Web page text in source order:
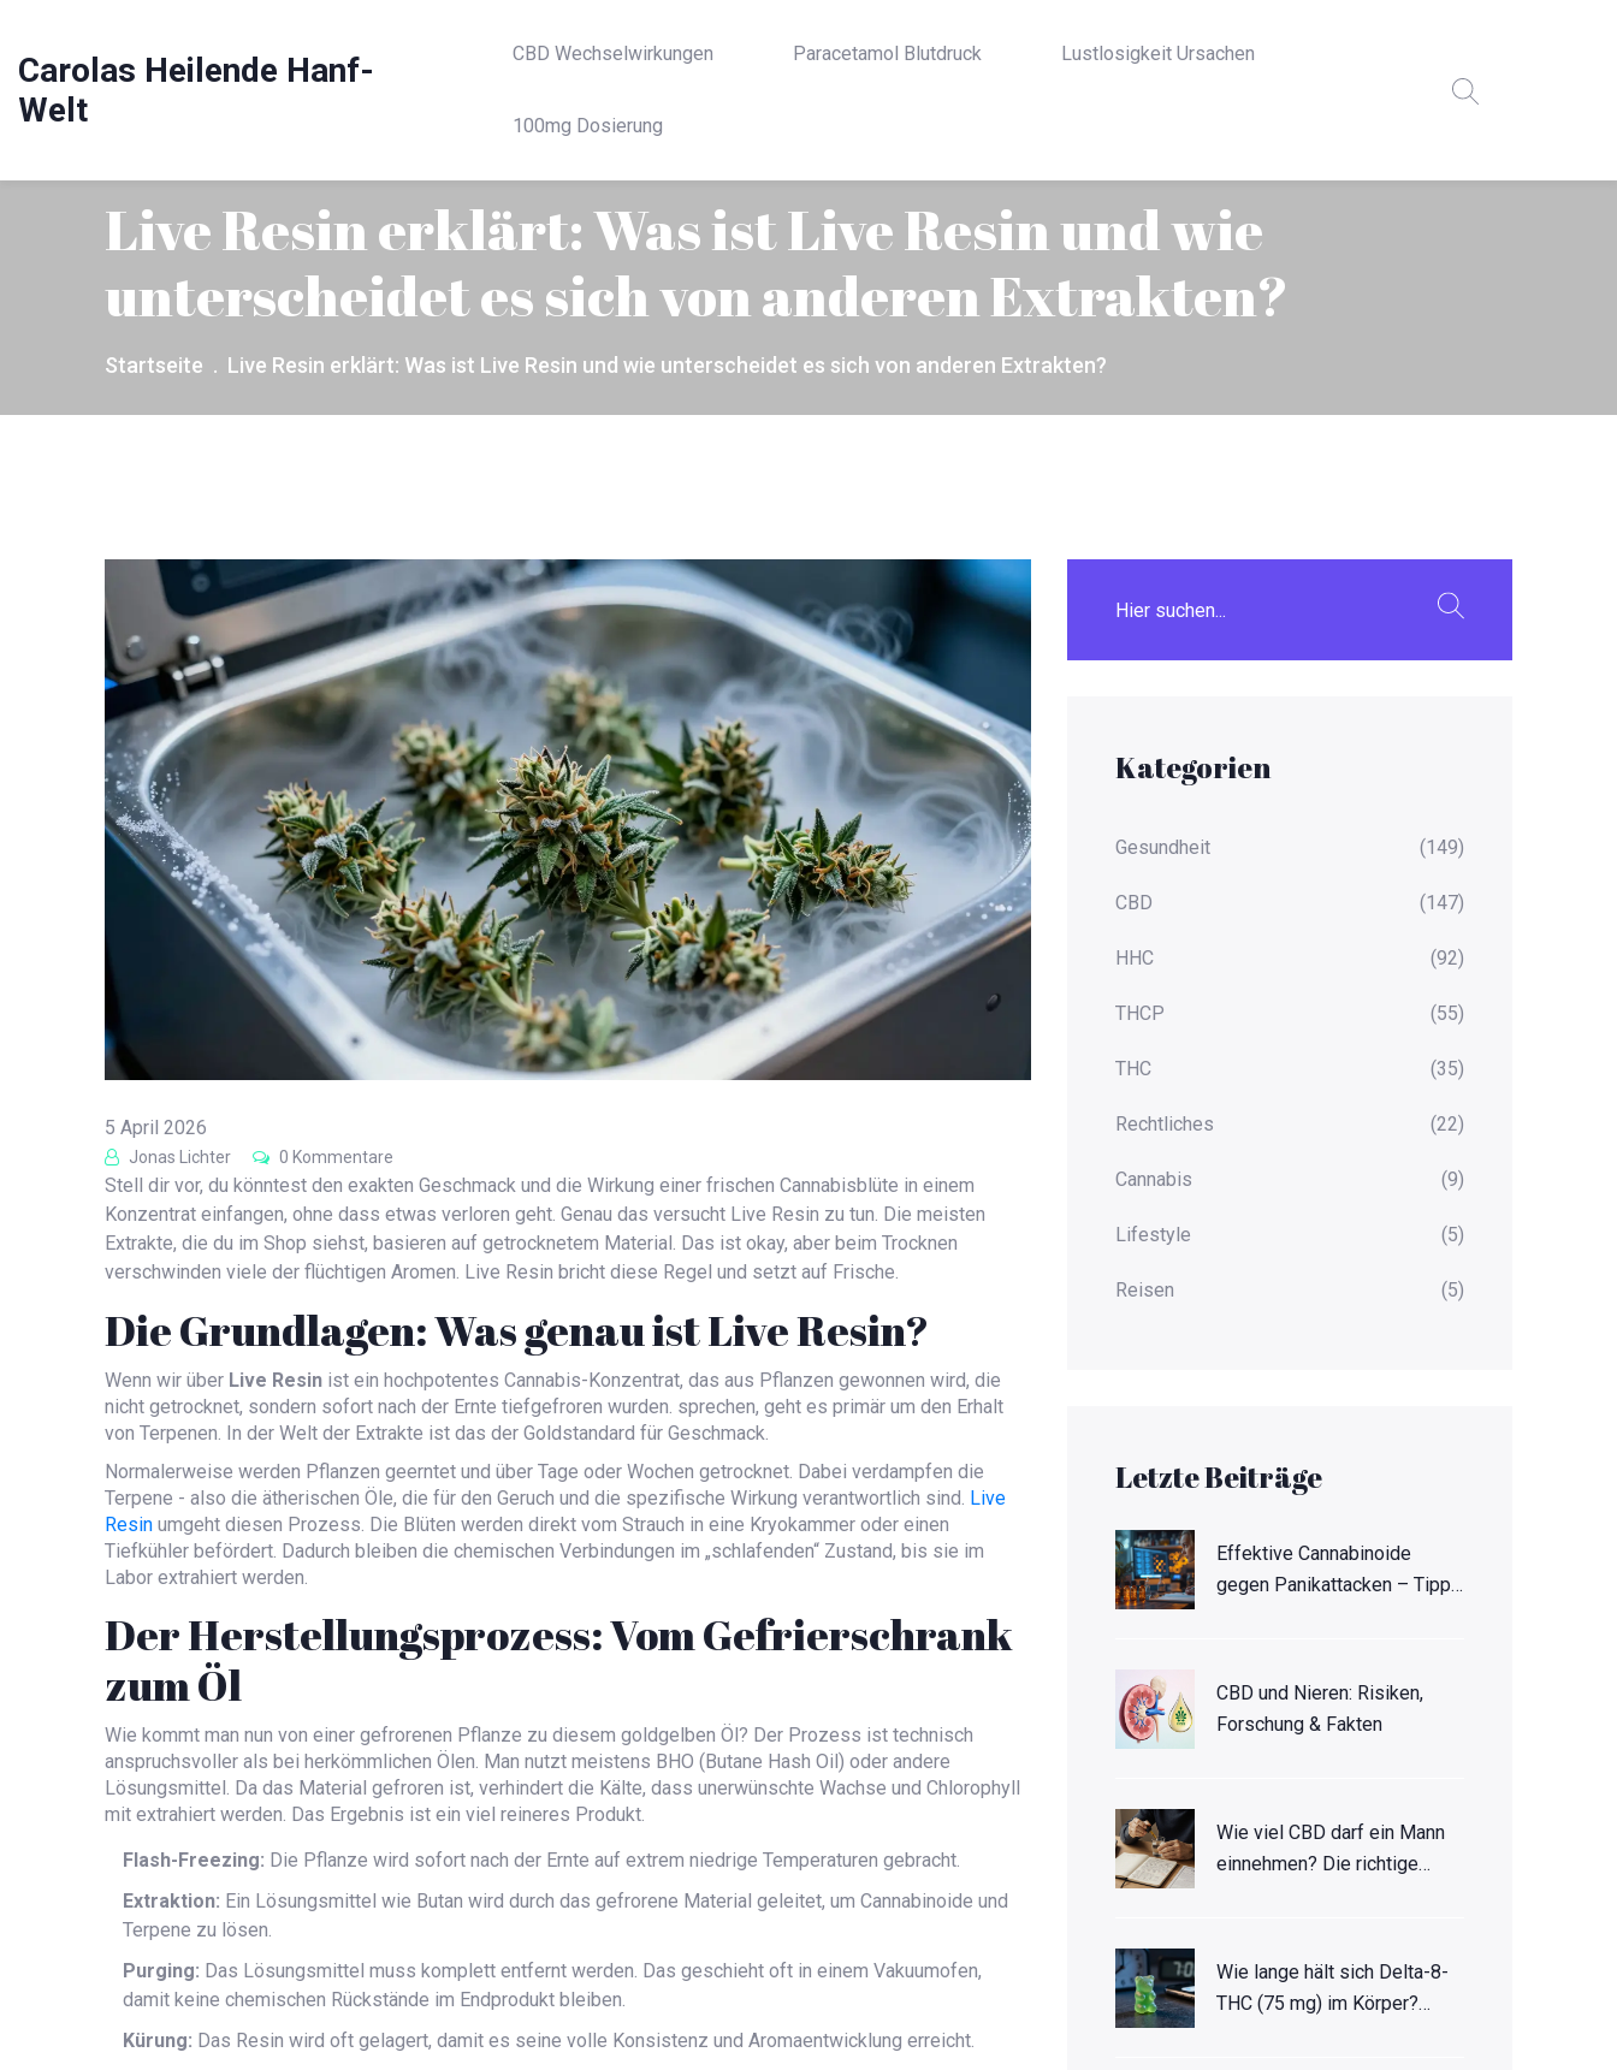
Carolas Heilende Hanf-
Welt
CBD Wechselwirkungen Paracetamol Blutdruck Lustlosigkeit Ursachen
100mg Dosierung
Live Resin erklärt: Was ist Live Resin und wie
unterscheidet es sich von anderen Extrakten?
Startseite Live Resin erklärt: Was ist Live Resin und wie unterscheidet es sich von anderen Extrakten?
5 April 2026
Jonas Lichter 0 Kommentare
Stell dir vor, du könntest den exakten Geschmack und die Wirkung einer frischen Cannabisblüte in einem
Konzentrat einfangen, ohne dass etwas verloren geht. Genau das versucht Live Resin zu tun. Die meisten
Extrakte, die du im Shop siehst, basieren auf getrocknetem Material. Das ist okay, aber beim Trocknen
verschwinden viele der flüchtigen Aromen. Live Resin bricht diese Regel und setzt auf Frische.
Die Grundlagen: Was genau ist Live Resin?
Wenn wir über Live Resin ist ein hochpotentes Cannabis-Konzentrat, das aus Pflanzen gewonnen wird, die
nicht getrocknet, sondern sofort nach der Ernte tiefgefroren wurden. sprechen, geht es primär um den Erhalt
von Terpenen. In der Welt der Extrakte ist das der Goldstandard für Geschmack.
Normalerweise werden Pflanzen geerntet und über Tage oder Wochen getrocknet. Dabei verdampfen die
Terpene - also die ätherischen Öle, die für den Geruch und die spezifische Wirkung verantwortlich sind. Live
Resin umgeht diesen Prozess. Die Blüten werden direkt vom Strauch in eine Kryokammer oder einen
Tiefkühler befördert. Dadurch bleiben die chemischen Verbindungen im „schlafenden“ Zustand, bis sie im
Labor extrahiert werden.
Der Herstellungsprozess: Vom Gefrierschrank
zum Öl
Wie kommt man nun von einer gefrorenen Pflanze zu diesem goldgelben Öl? Der Prozess ist technisch
anspruchsvoller als bei herkömmlichen Ölen. Man nutzt meistens BHO (Butane Hash Oil) oder andere
Lösungsmittel. Da das Material gefroren ist, verhindert die Kälte, dass unerwünschte Wachse und Chlorophyll
mit extrahiert werden. Das Ergebnis ist ein viel reineres Produkt.
Flash-Freezing: Die Pflanze wird sofort nach der Ernte auf extrem niedrige Temperaturen gebracht.
Extraktion: Ein Lösungsmittel wie Butan wird durch das gefrorene Material geleitet, um Cannabinoide und
Terpene zu lösen.
Purging: Das Lösungsmittel muss komplett entfernt werden. Das geschieht oft in einem Vakuumofen,
damit keine chemischen Rückstände im Endprodukt bleiben.
Kürung: Das Resin wird oft gelagert, damit es seine volle Konsistenz und Aromaentwicklung erreicht.
Kategorien
Gesundheit (149)
CBD (147)
HHC (92)
THCP (55)
THC (35)
Rechtliches (22)
Cannabis (9)
Lifestyle (5)
Reisen (5)
Letzte Beiträge
Effektive Cannabinoide
gegen Panikattacken – Tipps
CBD und Nieren: Risiken,
Forschung & Fakten
Wie viel CBD darf ein Mann
einnehmen? Die richtige
Wie lange hält sich Delta-8-
THC (75 mg) im Körper?